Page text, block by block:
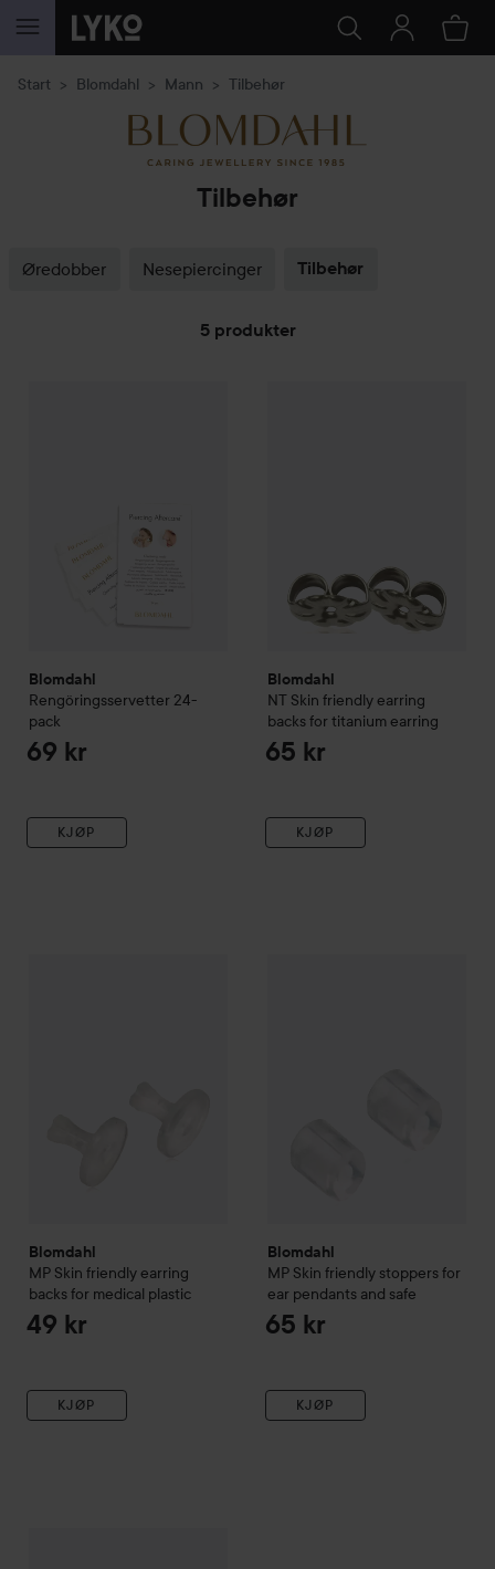
GÅ TIL INNHOLD
Start Blomdahl Mann Tilbehør
Tilbehør
Øredobber Nesepiercinger Tilbehør
5 produkter
Blomdahl
Rengöringsservetter 24-
pack
69 kr
KJØP
Blomdahl
NT Skin friendly earring
backs for titanium earring
65 kr
KJØP
Blomdahl
MP Skin friendly earring
backs for medical plastic
49 kr
KJØP
Blomdahl
MP Skin friendly stoppers for
ear pendants and safe
65 kr
KJØP